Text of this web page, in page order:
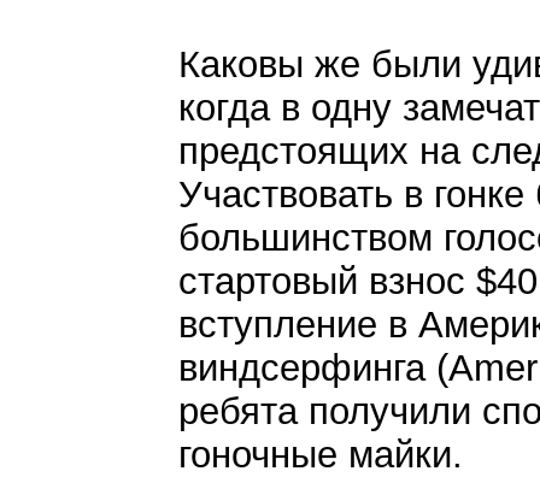
Каковы же были
когда в одну
предстоящих на
Участвовать в
большинством
стартовый взнос
вступление в
виндсерфинга
ребята получили
гоночные майки.